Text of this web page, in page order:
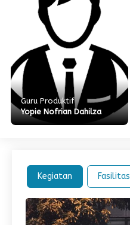
Guru Produktif
Yopie Nofrian Dahilza
Kegiatan Fasilitas